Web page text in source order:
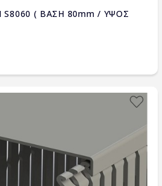
S8060 ( ΒΑΣΗ 80mm / ΥΨΟΣ